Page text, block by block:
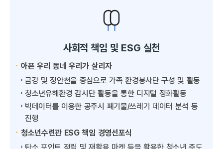
사회적 책임 및 ESG 실천
아픈 우리 동네 우리가 살리자
금강 및 정안천을 중심으로 가족 환경봉사단 구성 및 활동
청소년유해환경 감시단 활동을 통한 디지털 정화활동
빅데이터를 이용한 공주시 폐기물/쓰레기 데이터 분석 등
진행
청소년수련관 ESG 책임 경영선포식